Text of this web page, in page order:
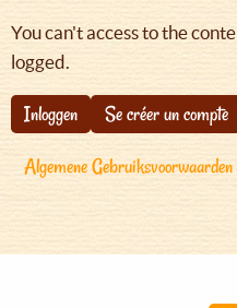
You can't access to the
logged.
Inloggen
Se créer un compte
Algemene